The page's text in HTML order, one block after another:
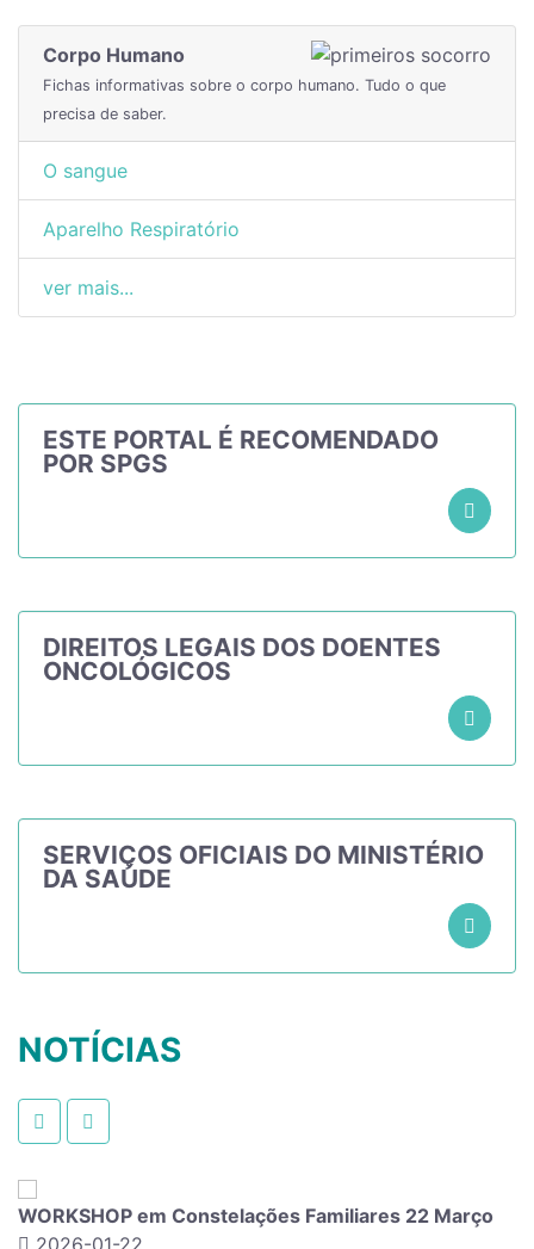
Corpo Humano
Fichas informativas sobre o corpo humano. Tudo o que
precisa de saber.
O sangue
Aparelho Respiratório
ver mais...
ESTE PORTAL É RECOMENDADO
POR SPGS
DIREITOS LEGAIS DOS DOENTES
ONCOLÓGICOS
SERVIÇOS OFICIAIS DO MINISTÉRIO
DA SAÚDE
NOTÍCIAS
Familiares 22 Março
EVENTO